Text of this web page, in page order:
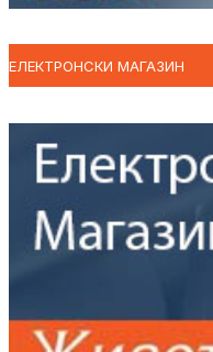
ЕЛЕКТРОНСКИ МАГАЗИН